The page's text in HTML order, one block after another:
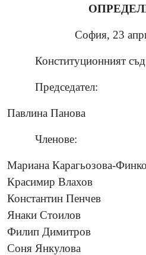
София, 23
Конституционният съд
Председател:
Павлина Панова
Членове:
Мариана Карагьозова-
Красимир Влахов
Константин Пенчев
Янаки Стоилов
Филип Димитров
Соня Янкулова